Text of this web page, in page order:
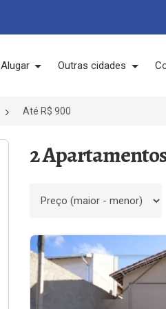
Alugar Outras cidades
Até R$ 900
2
Ordenar por